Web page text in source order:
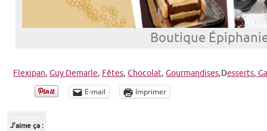
Boutique
Flexipan, Guy Demarle, Fêtes, Chocolat, Gourmandises,Desserts,
E-mail Imprimer
J’aime ça :